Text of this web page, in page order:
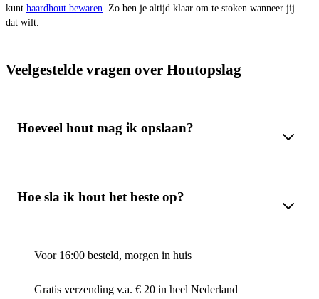
kunt haardhout bewaren . Zo ben je altijd klaar om te stoken wanneer jij
dat wilt.
Veelgestelde vragen over Houtopslag
Hoeveel hout mag ik opslaan?
Hoe sla ik hout het beste op?
Voor 16:00 besteld, morgen in huis
Gratis verzending v.a. € 20 in heel Nederland